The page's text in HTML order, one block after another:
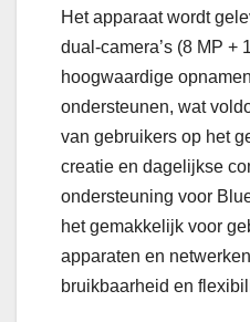
Het apparaat wordt
dual-camera’s (8 MP +
hoogwaardige
ondersteunen, wat
van gebruikers op het
creatie en dagelijkse
ondersteuning voor
het gemakkelijk voor
apparaten en
bruikbaarheid en